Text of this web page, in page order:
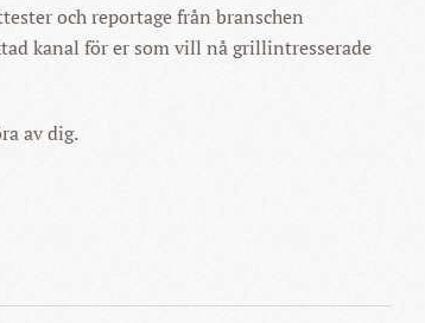
och reportage från branschen
kanal för er som vill nå grillintresserade
av dig.